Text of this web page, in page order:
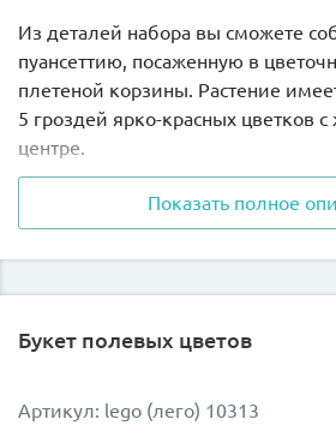
Из деталей набора вы сможете
пуансеттию, посаженную в
плетеной корзины. Растение
5 гроздей ярко-красных цветков
центре.
Модель станет прекрасным
или офиса.
Показать полное
Букет полевых цветов
Артикул: lego (лего) 10313